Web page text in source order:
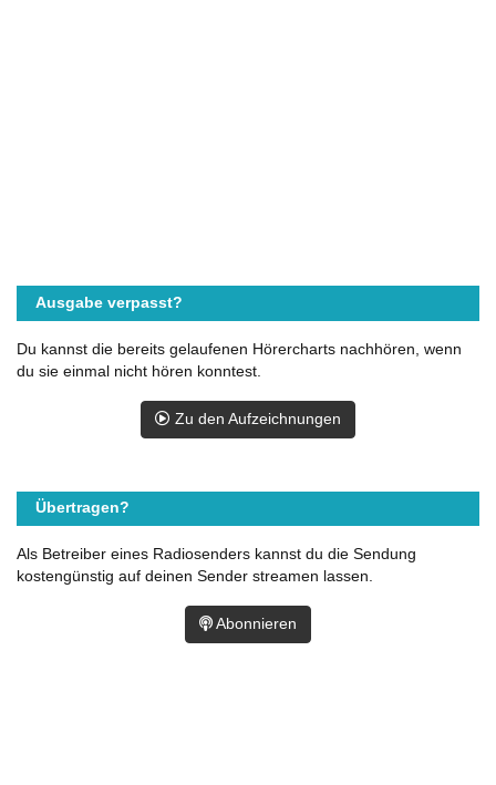
Ausgabe verpasst?
Du kannst die bereits gelaufenen Hörercharts nachhören, wenn
du sie einmal nicht hören konntest.
Zu den Aufzeichnungen
Übertragen?
Als Betreiber eines Radiosenders kannst du die Sendung
kostengünstig auf deinen Sender streamen lassen.
Abonnieren